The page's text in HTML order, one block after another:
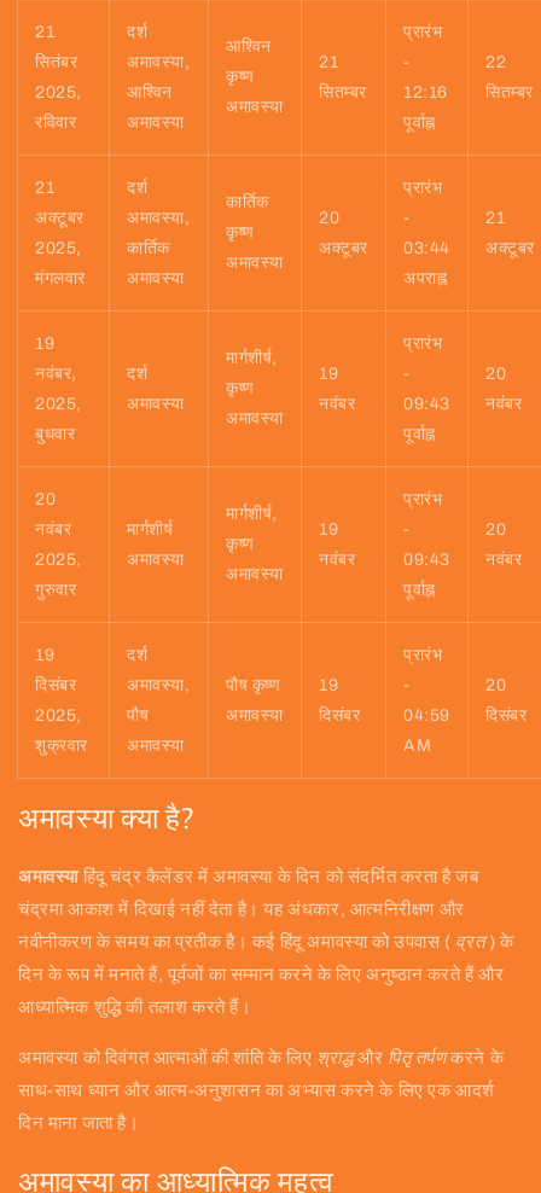
21
सितंबर
2025,
रविवार
दर्श
अमावस्या,
आश्विन
अमावस्या
आश्विन
कृष्ण
अमावस्या
21
सितम्बर
प्रारंभ
-
12:16
पूर्वाह्न
22
सितम्बर
21
अक्टूबर
2025,
मंगलवार
दर्श
अमावस्या,
कार्तिक
अमावस्या
कार्तिक
कृष्ण
अमावस्या
20
अक्टूबर
प्रारंभ
-
03:44
अपराह्न
21
अक्टूबर
19
नवंबर,
2025,
बुधवार
दर्श
अमावस्या
मार्गशीर्ष,
कृष्ण
अमावस्या
19
नवंबर
प्रारंभ
-
09:43
पूर्वाह्न
20
नवंबर
20
नवंबर
2025,
गुरुवार
मार्गशीर्ष
अमावस्या
मार्गशीर्ष,
कृष्ण
अमावस्या
19
नवंबर
प्रारंभ
-
09:43
पूर्वाह्न
20
नवंबर
19
दिसंबर
2025,
शुक्रवार
दर्श
अमावस्या,
पौष
अमावस्या
पौष कृष्ण
अमावस्या
19
दिसंबर
प्रारंभ
-
04:59
AM
20
दिसंबर
अमावस्या क्या है?
अमावस्या हिंदू चंद्र कैलेंडर में अमावस्या के दिन को संदर्भित करता है जब
चंद्रमा आकाश में दिखाई नहीं देता है। यह अंधकार, आत्मनिरीक्षण और
नवीनीकरण के समय का प्रतीक है। कई हिंदू अमावस्या को उपवास ( व्रत) के
दिन के रूप में मनाते हैं, पूर्वजों का सम्मान करने के लिए अनुष्ठान करते हैं और
आध्यात्मिक शुद्धि की तलाश करते हैं।
अमावस्या को दिवंगत आत्माओं की शांति के लिए श्राद्धऔर पितृ तर्पणकरने के
साथ-साथ ध्यान और आत्म-अनुशासन का अभ्यास करने के लिए एक आदर्श
दिन माना जाता है।
अमावस्या का आध्यात्मिक महत्व